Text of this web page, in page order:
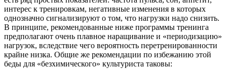
интерес к тренировкам, негативные изменения в которых
однозначно сигнализируют о том, что нагрузки надо снизить.
В принципе, рекомендованные ниже программы тренинга
предполагают очень плавное наращивание и «периодизацию»
нагрузок, вследствие чего вероятность перетренированности
крайне низка. Общие же рекомендации по избежанию этой
беды для «безхимического» культуриста таковы: